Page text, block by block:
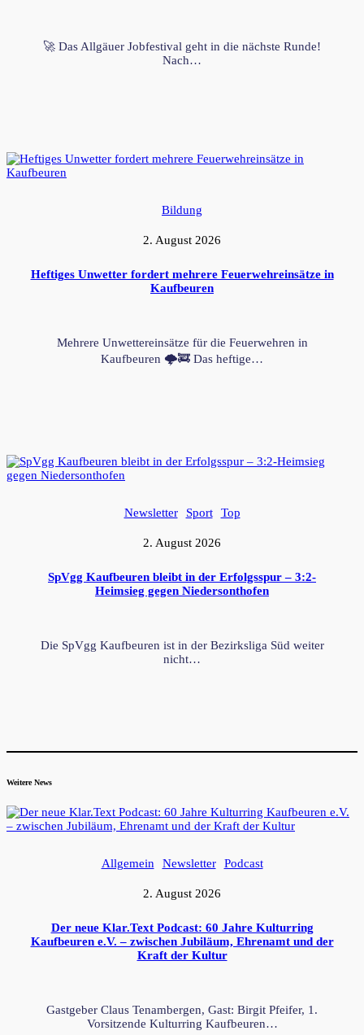
🚀 Das Allgäuer Jobfestival geht in die nächste Runde!
Nach…
Bildung
2. August 2026
Heftiges Unwetter fordert mehrere Feuerwehreinsätze in
Kaufbeuren
Mehrere Unwettereinsätze für die Feuerwehren in
Kaufbeuren 🌩️🚒 Das heftige…
Newsletter Sport Top
2. August 2026
SpVgg Kaufbeuren bleibt in der Erfolgsspur – 3:2-
Heimsieg gegen Niedersonthofen
Die SpVgg Kaufbeuren ist in der Bezirksliga Süd weiter
nicht…
Weitere News
Allgemein Newsletter Podcast
2. August 2026
Der neue Klar.Text Podcast: 60 Jahre Kulturring
Kaufbeuren e.V. – zwischen Jubiläum, Ehrenamt und der
Kraft der Kultur
Gastgeber Claus Tenambergen, Gast: Birgit Pfeifer, 1.
Vorsitzende Kulturring Kaufbeuren…